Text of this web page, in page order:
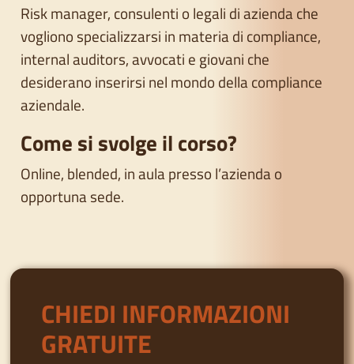
Risk manager, consulenti o legali di azienda che
vogliono specializzarsi in materia di compliance,
internal auditors, avvocati e giovani che
desiderano inserirsi nel mondo della compliance
aziendale.
Come si svolge il corso?
Online, blended, in aula presso l’azienda o
opportuna sede.
CHIEDI INFORMAZIONI
GRATUITE